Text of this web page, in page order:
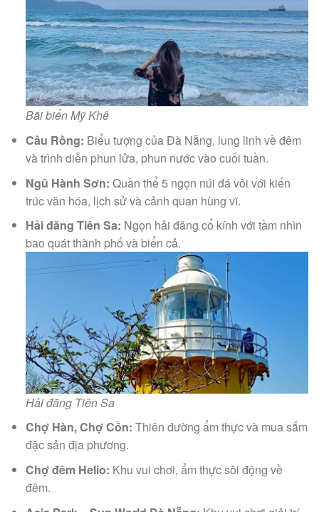
Bãi biển Mỹ Khê
Cầu Rồng: Biểu tượng của Đà Nẵng, lung linh về đêm
và trình diễn phun lửa, phun nước vào cuối tuần.
Ngũ Hành Sơn: Quần thể 5 ngọn núi đá vôi với kiến
trúc văn hóa, lịch sử và cảnh quan hùng vĩ.
Hải đăng Tiên Sa: Ngọn hải đăng cổ kính với tầm nhìn
bao quát thành phố và biển cả.
Hải đăng Tiên Sa
Chợ Hàn, Chợ Cồn: Thiên đường ẩm thực và mua sắm
đặc sản địa phương.
Chợ đêm Helio: Khu vui chơi, ẩm thực sôi động về
đêm.